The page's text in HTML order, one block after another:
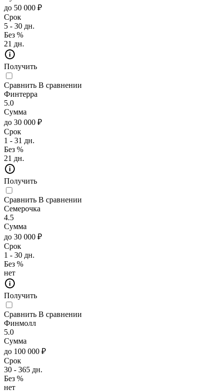
до 50 000 ₽
Срок
5 - 30 дн.
Без %
21 дн.
Получить
Сравнить В сравнении
Финтерра
5.0
Сумма
до 30 000 ₽
Срок
1 - 31 дн.
Без %
21 дн.
Получить
Сравнить В сравнении
Семерочка
4.5
Сумма
до 30 000 ₽
Срок
1 - 30 дн.
Без %
нет
Получить
Сравнить В сравнении
Финмолл
5.0
Сумма
до 100 000 ₽
Срок
30 - 365 дн.
Без %
нет